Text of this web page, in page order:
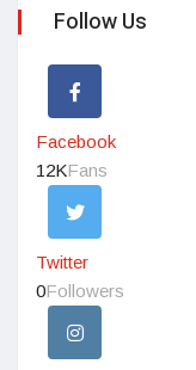
Follow Us
Facebook
12KFans
Twitter
0Followers